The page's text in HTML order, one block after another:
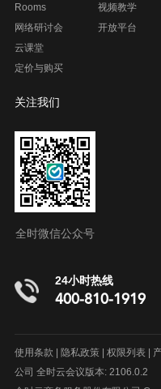
Rooms
网络研讨会
云课堂
定价与购买
视频教学
开放平台
关注我们
全时微信公众号
24小时热线
400-810-1919
使用条款 | 隐私政策| 权限列表|
公司 全时云会议版本: 2106.0.2